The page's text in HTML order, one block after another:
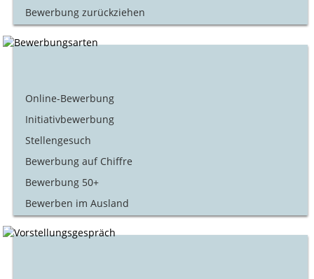
Bewerbung zurückziehen
Online-Bewerbung
Initiativbewerbung
Stellengesuch
Bewerbung auf Chiffre
Bewerbung 50+
Bewerben im Ausland